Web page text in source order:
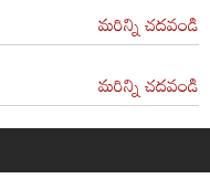
మరిన్ని చదవండి
మరిన్ని చదవండి